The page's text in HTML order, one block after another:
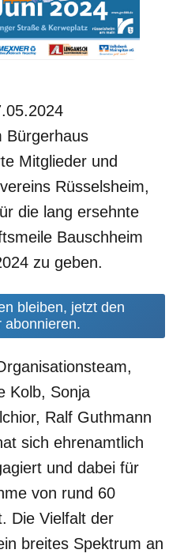
Bürgerhaus
Mitglieder und
Rüsselsheim,
die lang ersehnte
Bauschheim
zu geben.
bleiben, jetzt den
abonnieren.
Kolb, Sonja
Ralf Guthmann
sich ehrenamtlich
und dabei für
von rund 60
Die Vielfalt der
breites Spektrum an